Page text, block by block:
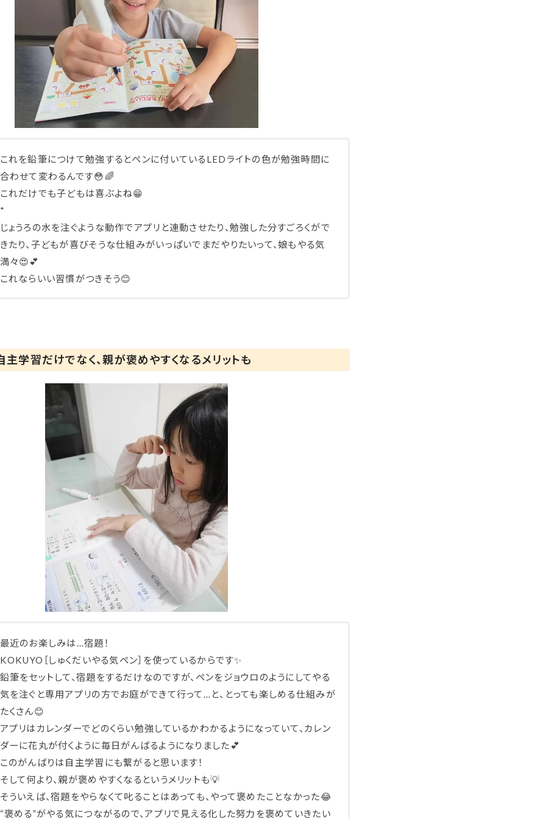
これを鉛筆につけて勉強するとペンに付いているLEDライトの色が勉強時間に
合わせて変わるんです😳🌈
これだけでも子どもは喜ぶよね😁
*
じょうろの水を注ぐような動作でアプリと連動させたり、勉強した分すごろくがで
きたり、子どもが喜びそうな仕組みがいっぱいでまだやりたいって、娘もやる気
満々😍💕
これならいい習慣がつきそう😊
主学習だけでなく、親が褒めやすくなるメリットも
最近のお楽しみは…宿題！
KOKUYO［しゅくだいやる気ペン］を使っているからです✨
鉛筆をセットして、宿題をするだけなのですが、ペンをジョウロのようにしてやる
気を注ぐと専用アプリの方でお庭ができて行って…と、とっても楽しめる仕組みが
たくさん😊
アプリはカレンダーでどのくらい勉強しているかわかるようになっていて、カレン
ダーに花丸が付くように毎日がんばるようになりました💕
このがんばりは自主学習にも繋がると思います！
そして何より、親が褒めやすくなるというメリットも💡
そういえば、宿題をやらなくて叱ることはあっても、やって褒めたことなかった😂
“褒める”がやる気につながるので、アプリで見える化した努力を褒めていきたい